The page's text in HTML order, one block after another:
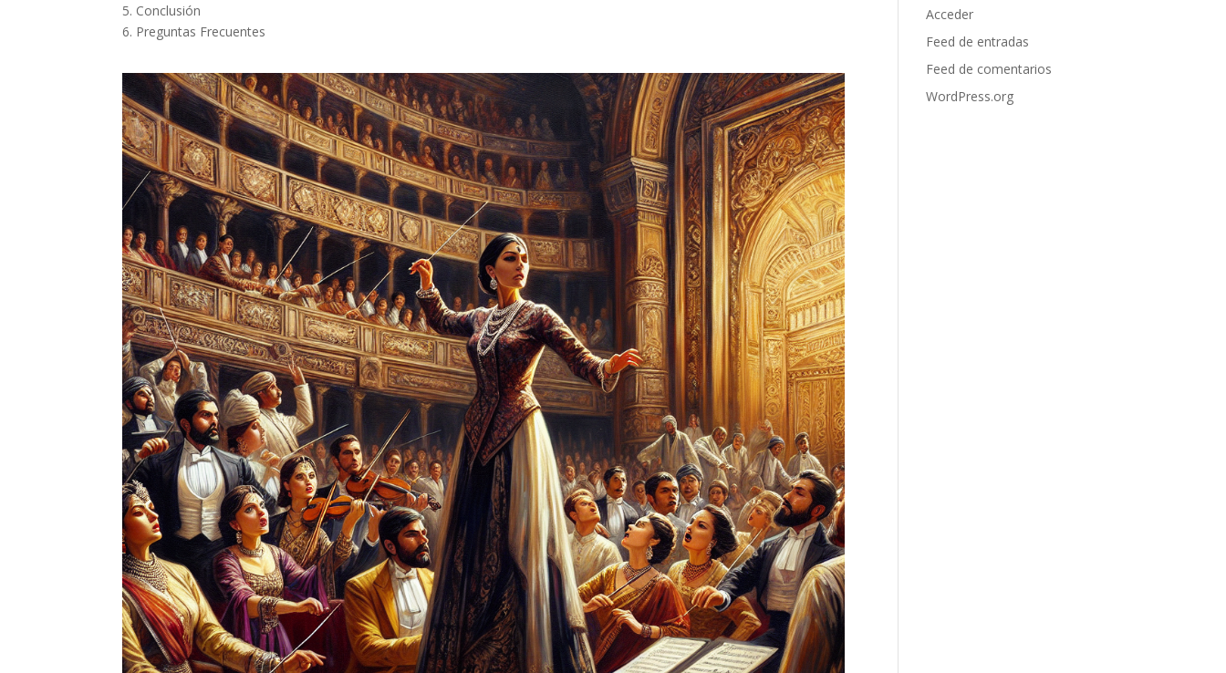
5. Conclusión
6. Preguntas Frecuentes
Acceder
Feed de entradas
Feed de comentarios
WordPress.org